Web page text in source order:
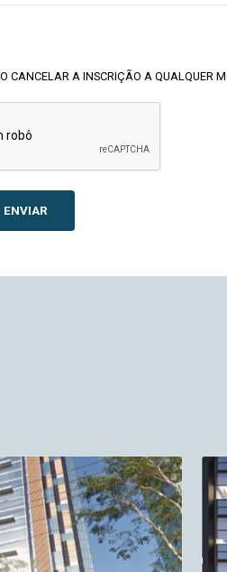
CANCELAR A INSCRIÇÃO A QUALQUER
ENVIAR